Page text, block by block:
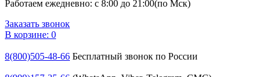
Работаем ежедневно: с 8:00 до 21:00(по Мск)
Заказать звонок
В корзине: 0
8(800)505-48-66 Бесплатный звонок по России